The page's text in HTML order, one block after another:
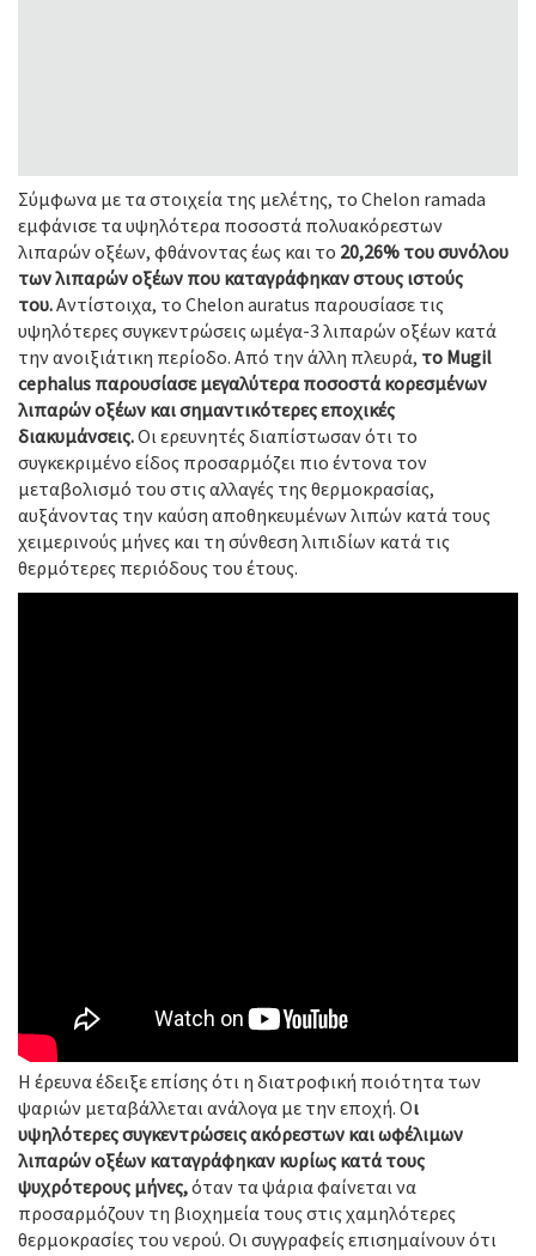
Σύμφωνα με τα στοιχεία της μελέτης, το Chelon ramada
εμφάνισε τα υψηλότερα ποσοστά πολυακόρεστων
λιπαρών οξέων, φθάνοντας έως και το 20,26% του συνόλου
των λιπαρών οξέων που καταγράφηκαν στους ιστούς
του.Αντίστοιχα, το Chelon auratus παρουσίασε τις
υψηλότερες συγκεντρώσεις ωμέγα-3 λιπαρών οξέων κατά
την ανοιξιάτικη περίοδο. Από την άλλη πλευρά, το Mugil
cephalus παρουσίασε μεγαλύτερα ποσοστά κορεσμένων
λιπαρών οξέων και σημαντικότερες εποχικές
διακυμάνσεις.Οι ερευνητές διαπίστωσαν ότι το
συγκεκριμένο είδος προσαρμόζει πιο έντονα τον
μεταβολισμό του στις αλλαγές της θερμοκρασίας,
αυξάνοντας την καύση αποθηκευμένων λιπών κατά τους
χειμερινούς μήνες και τη σύνθεση λιπιδίων κατά τις
θερμότερες περιόδους του έτους.
Η έρευνα έδειξε επίσης ότι η διατροφική ποιότητα των
ψαριών μεταβάλλεται ανάλογα με την εποχή. Οι
υψηλότερες συγκεντρώσεις ακόρεστων και ωφέλιμων
λιπαρών οξέων καταγράφηκαν κυρίως κατά τους
ψυχρότερους μήνες,όταν τα ψάρια φαίνεται να
προσαρμόζουν τη βιοχημεία τους στις χαμηλότερες
θερμοκρασίες του νερού. Οι συγγραφείς επισημαίνουν ότι